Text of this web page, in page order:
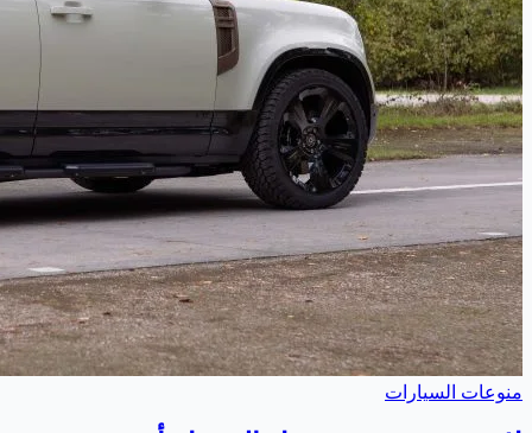
منوعات السيارات